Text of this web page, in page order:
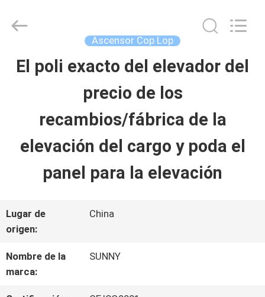
HOGAR
PRODUCTOS
VÍDEOS
NOSOTROS
VIAJE
SHANGHAI
Ascensor Cop Lop
El poli exacto del elevador del
precio de los
recambios/fábrica de la
elevación del cargo y poda el
panel para la elevación
Lugar de
origen:
China
Nombre de la
marca:
SUNNY